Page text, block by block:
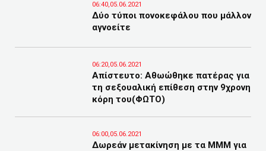
06:40,05.06.2021
Δύο τύποι πονοκεφάλου που μάλλον
αγνοείτε
06:20,05.06.2021
Απίστευτο: Αθωώθηκε πατέρας για
τη σεξουαλική επίθεση στην 9χρονη
κόρη του(ΦΩΤΟ)
06:00,05.06.2021
Δωρεάν μετακίνηση με τα ΜΜΜ για